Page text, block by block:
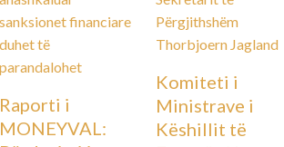
Raporti i
MONEYVAL:
Komiteti i
Ministrave i
Këshillit të